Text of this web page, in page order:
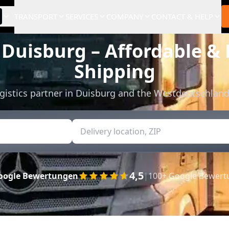
– Affordable &
Shipping
partner in Duisburg and the
Bewertungen 4,5|100+ Google